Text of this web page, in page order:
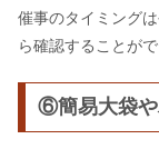
催事のタイミング
ら確認することが
⑥簡易大袋や